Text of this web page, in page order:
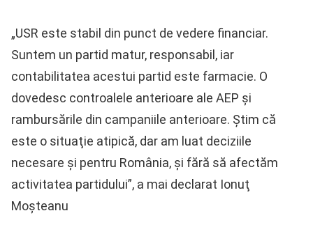
„USR este stabil din punct de vedere financiar.
Suntem un partid matur, responsabil, iar
contabilitatea acestui partid este farmacie. O
dovedesc controalele anterioare ale AEP şi
rambursările din campaniile anterioare. Ştim că
este o situaţie atipică, dar am luat deciziile
necesare şi pentru România, şi fără să afectăm
activitatea partidului”, a mai declarat Ionuţ
Moşteanu